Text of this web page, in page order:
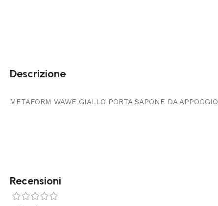
Descrizione
METAFORM WAWE GIALLO PORTA SAPONE DA APPOGGIO
Recensioni